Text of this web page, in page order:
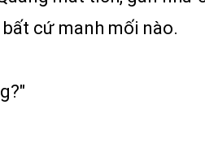
cứ manh mối nào.